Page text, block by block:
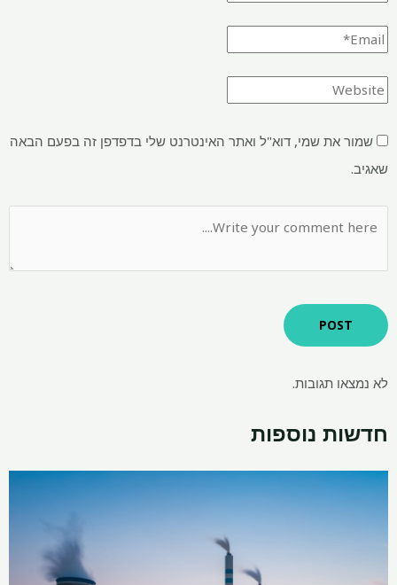
שמור את שמי, דוא"ל ואתר האינטרנט שלי בדפדפן זה בפעם הבאה
שאגיב.
לא נמצאו תגובות.
חדשות נוספות